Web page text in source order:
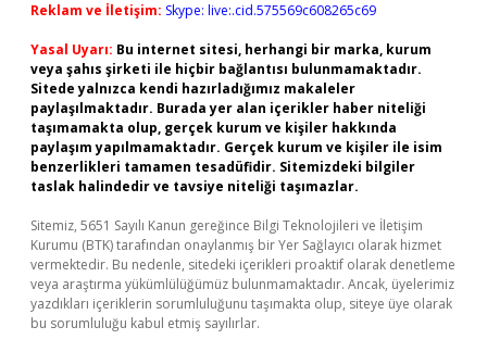
Reklam ve İletişim: Skype: live:.cid.575569c608265c69
Yasal Uyarı: Bu internet sitesi, herhangi bir marka, kurum
veya şahıs şirketi ile hiçbir bağlantısı bulunmamaktadır.
Sitede yalnızca kendi hazırladığımız makaleler
paylaşılmaktadır. Burada yer alan içerikler haber niteliği
taşımamakta olup, gerçek kurum ve kişiler hakkında
paylaşım yapılmamaktadır. Gerçek kurum ve kişiler ile isim
benzerlikleri tamamen tesadüfidir. Sitemizdeki bilgiler
taslak halindedir ve tavsiye niteliği taşımazlar.
Sitemiz, 5651 Sayılı Kanun gereğince Bilgi Teknolojileri ve İletişim
Kurumu (BTK) tarafından onaylanmış bir Yer Sağlayıcı olarak hizmet
vermektedir. Bu nedenle, sitedeki içerikleri proaktif olarak denetleme
veya araştırma yükümlülüğümüz bulunmamaktadır. Ancak, üyelerimiz
yazdıkları içeriklerin sorumluluğunu taşımakta olup, siteye üye olarak
bu sorumluluğu kabul etmiş sayılırlar.